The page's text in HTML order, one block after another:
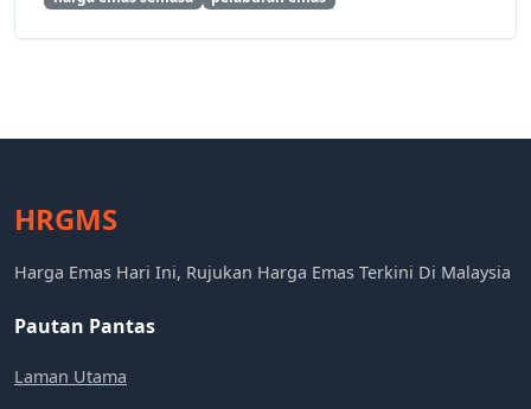
HRGMS
Harga Emas Hari Ini, Rujukan Harga Emas Terkini Di Malaysia
Pautan Pantas
Laman Utama